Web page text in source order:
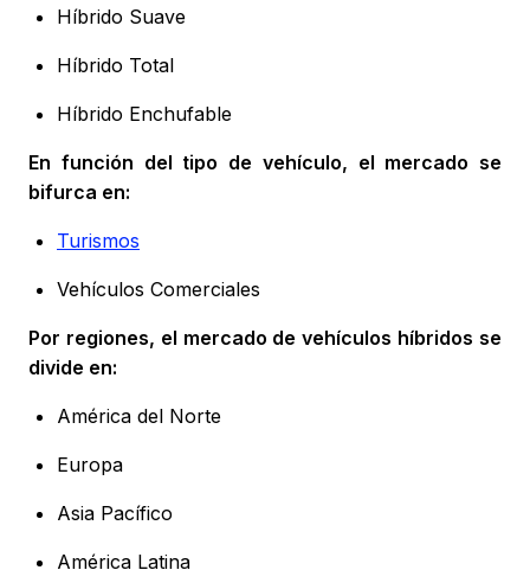
Híbrido Suave
Híbrido Total
Híbrido Enchufable
En función del tipo de vehículo, el mercado se
bifurca en:
Turismos
Vehículos Comerciales
Por regiones, el mercado de vehículos híbridos se
divide en:
América del Norte
Europa
Asia Pacífico
América Latina